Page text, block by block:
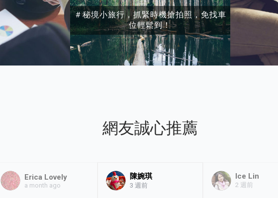
＃秘境小旅行，抓緊時機搶拍照，免找車
位輕鬆到！
網友誠心推薦
Erica Lovely
a month ago
陳婉琪
3 週前
Ice Lin
2 週前